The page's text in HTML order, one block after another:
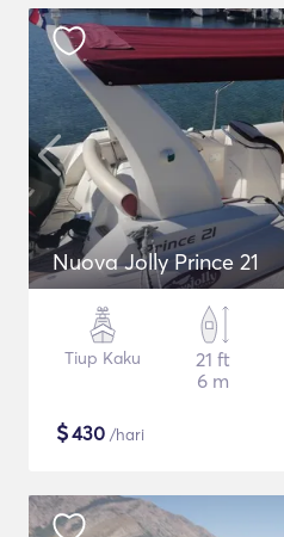
Nuova Jolly Prince 21
Tiup Kaku
21 ft
6 m
$430 /hari